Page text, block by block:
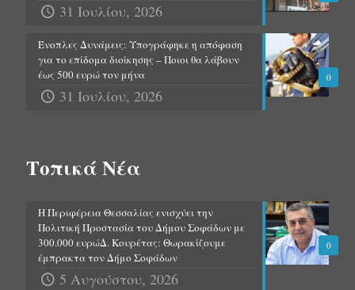
31 Ιουλίου, 2026
0
Ένοπλες Δυνάμεις: Υπογράφηκε η απόφαση
για το επίδομα διοίκησης – Ποιοι θα λάβουν
έως 500 ευρώ τον μήνα
31 Ιουλίου, 2026
Τοπικά Νέα
0
Η Περιφέρεια Θεσσαλίας ενισχύει την
Πολιτική Προστασία του Δήμου Σοφάδων με
300.000 ευρώΔ. Κουρέτας: Θωρακίζουμε
έμπρακτα τον Δήμο Σοφάδων
5 Αυγούστου, 2026